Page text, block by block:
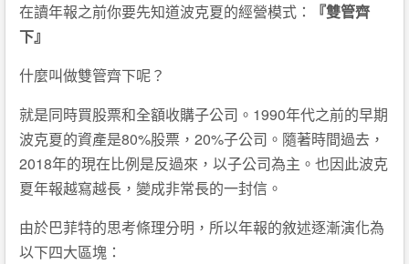
在讀年報之前你要先知道波克夏的經營模式：
『雙管齊
下』
什麼叫做雙管齊下呢？
就是同時買股票和全額收購子公司。1990年代之前的早期
波克夏的資產是80%股票，20%子公司。隨著時間過去，
2018年的現在比例是反過來，以子公司為主。也因此波克
夏年報越寫越長，變成非常長的一封信。
由於巴菲特的思考條理分明，所以年報的敘述逐漸演化為
以下四大區塊：